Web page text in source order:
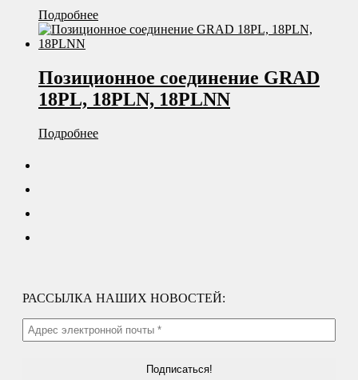
Подробнее
Позиционное соединение GRAD
18PL, 18PLN, 18PLNN
Подробнее
РАССЫЛКА НАШИХ НОВОСТЕЙ: